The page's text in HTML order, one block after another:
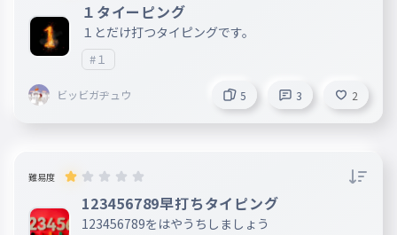
１タイーピング
１とだけ打つタイピングです。
#１
ビッビガヂュウ 5 3 2
難易度
123456789早打ちタイピング
123456789をはやうちしましょう